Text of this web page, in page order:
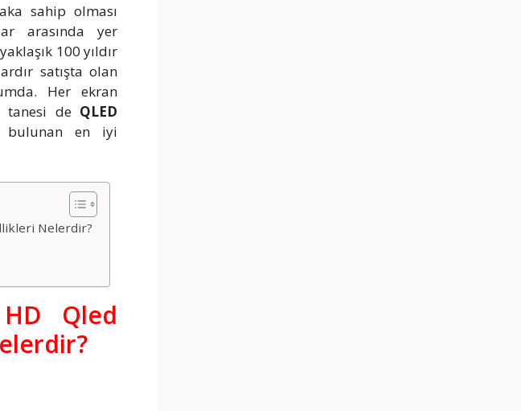
sahip olması
arasında yer
yaklaşık 100 yıldır
satışta olan
Her ekran
tanesi de QLED
bulunan en iyi
Nelerdir?
Qled